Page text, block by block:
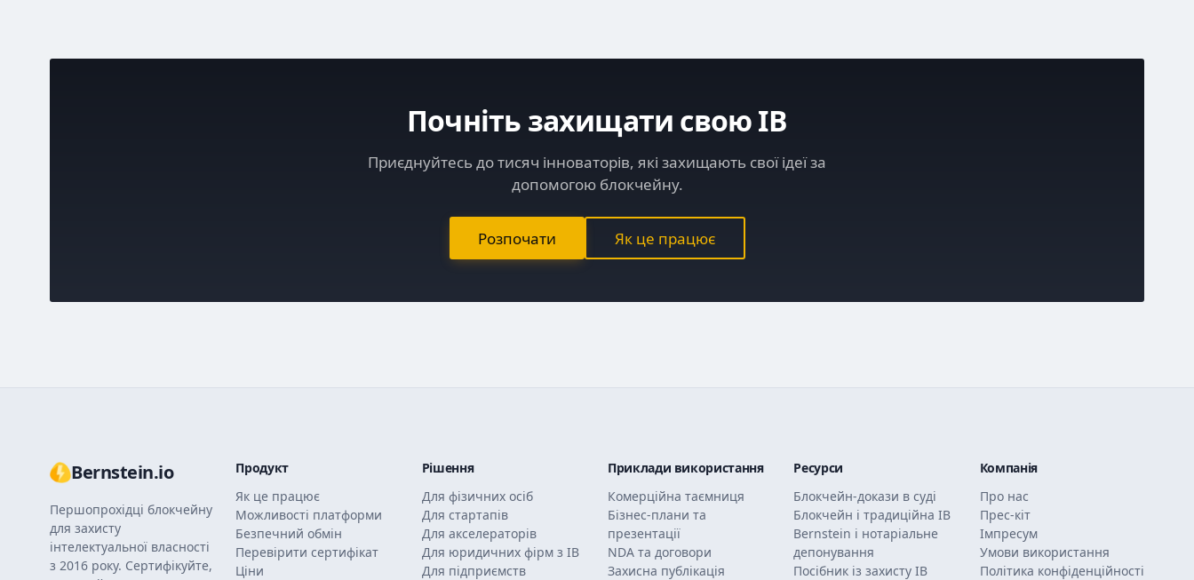
Почніть захищати свою ІВ
Приєднуйтесь до тисяч інноваторів, які захищають свої ідеї за
допомогою блокчейну.
Розпочати Як це працює
Bernstein.io
Першопрохідці блокчейну
для захисту
інтелектуальної власності
з 2016 року. Сертифікуйте,
Продукт
Як це працює
Можливості платформи
Безпечний обмін
Перевірити сертифікат
Ціни
Рішення
Для фізичних осіб
Для стартапів
Для акселераторів
Для юридичних фірм з ІВ
Для підприємств
Приклади використання
Комерційна таємниця
Бізнес-плани та
презентації
NDA та договори
Захисна публікація
Ресурси
Блокчейн-докази в суді
Блокчейн і традиційна ІВ
Bernstein і нотаріальне
депонування
Посібник із захисту ІВ
Компанія
Про нас
Прес-кіт
Імпресум
Умови використання
Політика конфіденційності